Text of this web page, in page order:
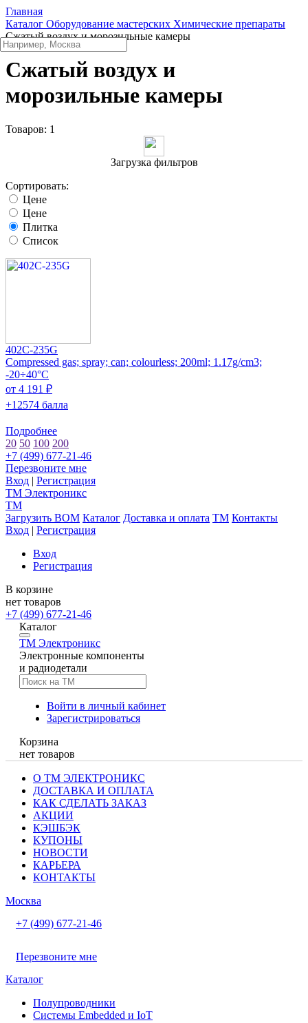
Главная
Каталог Оборудование мастерских Химические препараты
Сжатый воздух и морозильные камеры
Сжатый воздух и
морозильные камеры
Товаров: 1
Загрузка фильтров
Сортировать:
Цене
Цене
Плитка
Список
402C-235G
Compressed gas; spray; can; colourless; 200ml; 1.17g/cm3;
-20÷40°C
от 4 191 ₽
+12574 балла
Подробнее
20 50 100 200
+7 (499) 677-21-46
Перезвоните мне
Вход | Регистрация
TM Электроникс
TM
Загрузить BOM Каталог Доставка и оплата TM Контакты
Вход | Регистрация
Вход
Регистрация
В корзине
нет товаров
+7 (499) 677-21-46
Каталог
TM Электроникс
Электронные компоненты
и радиодетали
Войти в личный кабинет
Зарегистрироваться
Корзина
нет товаров
О ТМ ЭЛЕКТРОНИКС
ДОСТАВКА И ОПЛАТА
КАК СДЕЛАТЬ ЗАКАЗ
АКЦИИ
КЭШБЭК
КУПОНЫ
НОВОСТИ
КАРЬЕРА
КОНТАКТЫ
Москва
+7 (499) 677-21-46
Перезвоните мне
Каталог
Полупроводники
Системы Embedded и IoT